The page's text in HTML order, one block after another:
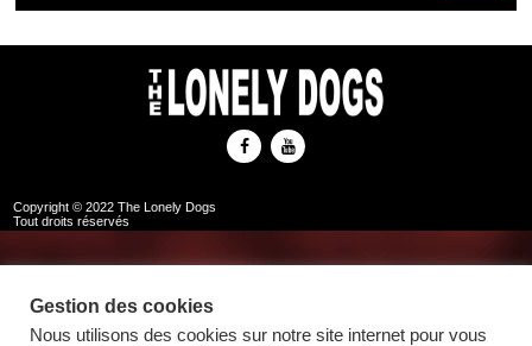
Copyright © 2022 The Lonely Dogs
Tout droits réservés
Gestion des cookies
Nous utilisons des cookies sur notre site internet pour vous